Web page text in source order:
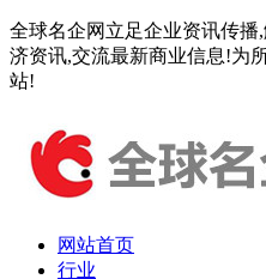
全球名企网立足企业资讯传
济资讯,交流最新商业信息!为
站!
网站首页
行业